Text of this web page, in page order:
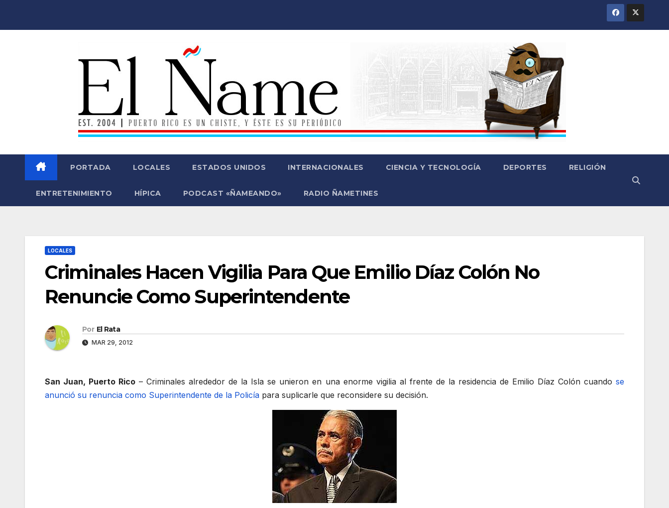
PORTADA LOCALES ESTADOS UNIDOS INTERNACIONALES CIENCIA Y TECNOLOGÍA DEPORTES RELIGIÓN
ENTRETENIMIENTO HÍPICA PODCAST «ÑAMEANDO» RADIO ÑAMETINES
LOCALES
Criminales Hacen Vigilia Para Que Emilio Díaz Colón No
Renuncie Como Superintendente
Por El Rata
MAR 29, 2012
San Juan, Puerto Rico – Criminales alrededor de la Isla se unieron en una enorme vigilia al frente de la residencia de Emilio Díaz Colón cuandose
anunció su renuncia como Superintendente de la Policía para suplicarle que reconsidere su decisión.